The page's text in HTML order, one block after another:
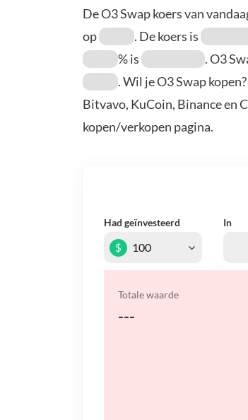
De O3 Swap koers van
op
. De koers is
% is
. O3
. Wil je O3 Swap
Bitvavo, KuCoin, Binance en
kopen/verkopen pagina.
Had geïnvesteerd In
$
Totale waarde
---